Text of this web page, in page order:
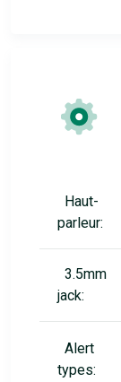
Haut-
parleur:
3.5mm
jack:
Alert
types: